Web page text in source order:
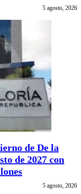
5 agosto, 2026
de De la
de 2027 con
5 agosto, 2026